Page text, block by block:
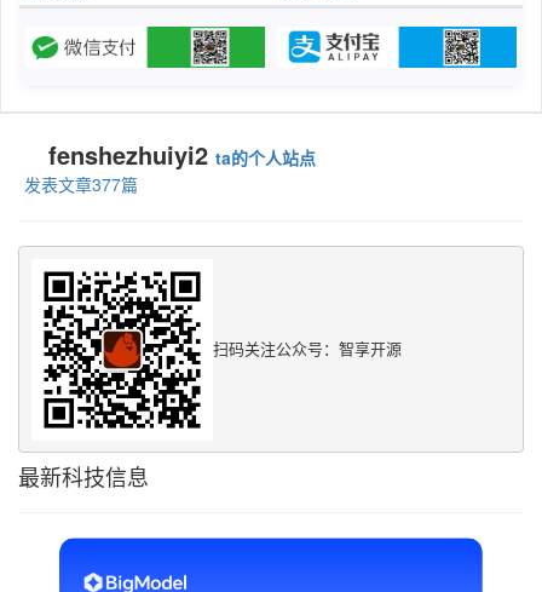
fenshezhuiyi2 ta的个人站点
发表文章377篇
扫码关注公众号：智享开源
最新科技信息